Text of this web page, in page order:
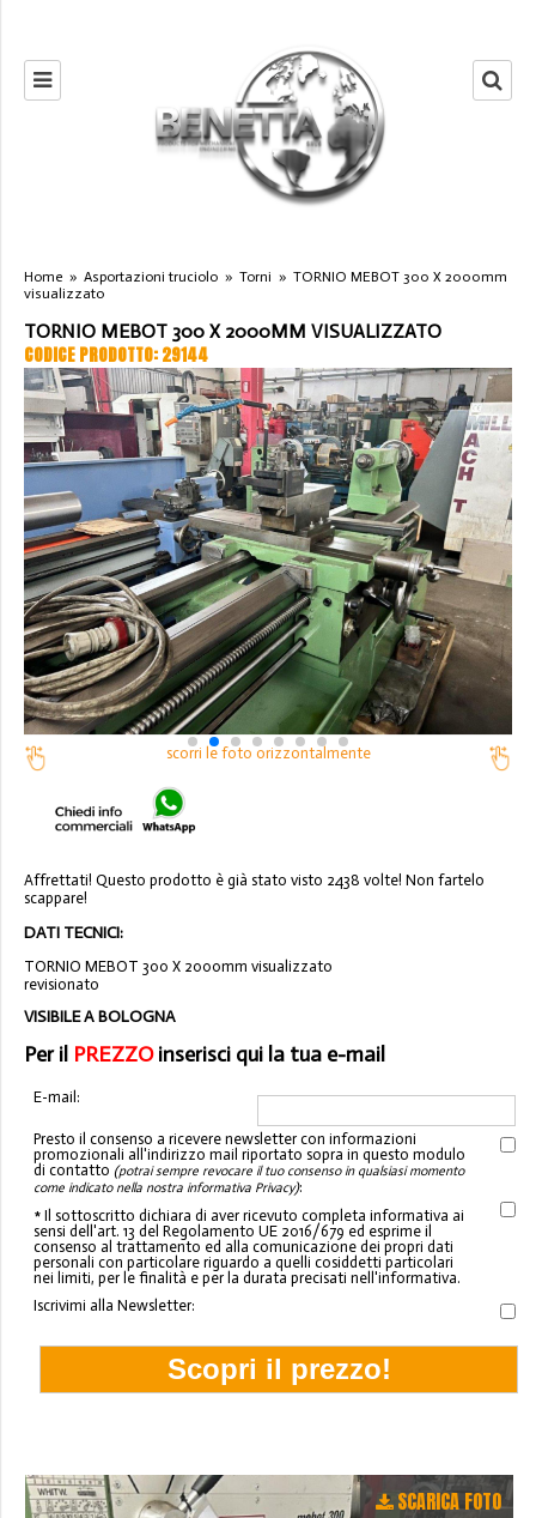
Home » Asportazioni truciolo » Torni » TORNIO MEBOT 300 X 2000mm
visualizzato
TORNIO MEBOT 300 X 2000MM VISUALIZZATO
CODICE PRODOTTO: 29144
scorri le foto orizzontalmente
Affrettati! Questo prodotto è già stato visto 2438 volte! Non fartelo
scappare!
DATI TECNICI:
TORNIO MEBOT 300 X 2000mm visualizzato
revisionato
VISIBILE A BOLOGNA
Per il PREZZOinserisci qui la tua e-mail
E-mail:
Presto il consenso a ricevere newsletter con informazioni
promozionali all'indirizzo mail riportato sopra in questo modulo
di contatto (potrai sempre revocare il tuo consenso in qualsiasi momento
come indicato nella nostra informativa Privacy):
* Il sottoscritto dichiara di aver ricevuto completa informativa ai
sensi dell'art. 13 del Regolamento UE 2016/679 ed esprime il
consenso al trattamento ed alla comunicazione dei propri dati
personali con particolare riguardo a quelli cosiddetti particolari
nei limiti, per le finalità e per la durata precisati nell'informativa.
Iscrivimi alla Newsletter:
SCARICA FOTO